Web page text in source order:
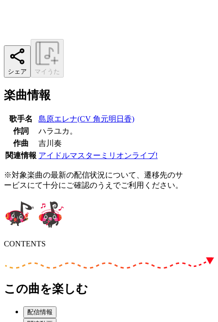
シェア マイうた
楽曲情報
歌手名
島原エレナ(CV 角元明日香)
作詞
ハラユカ。
作曲
吉川奏
関連情報 アイドルマスターミリオンライブ!
※対象楽曲の最新の配信状況について、遷移先のサ
ービスにて十分にご確認のうえでご利用ください。
CONTENTS
この曲を楽しむ
配信情報